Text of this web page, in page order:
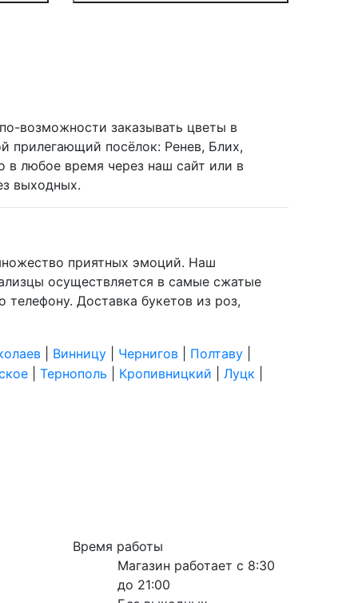
возможности заказывать цветы в
прилегающий посёлок: Ренев, Блих,
любое время через наш сайт или в
выходных.
приятных эмоций. Наш
осуществляется в самые сжатые
Доставка букетов из роз,
Винницу Чернигов Полтаву
Тернополь Кропивницкий Луцк
Время работы
Магазин работает с 8:30
до 21:00